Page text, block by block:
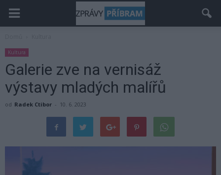
Kultura
Galerie zve na vernisáž
výstavy mladých malířů
od Radek Ctibor - 10. 6. 2023